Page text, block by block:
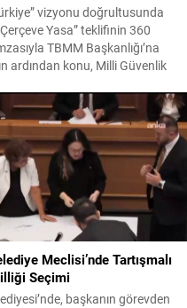
vizyonu doğrultusunda
Yasa” teklifinin 360
TBMM Başkanlığı’na
ardından konu, Milli Güvenlik
yayımlanan sekiz maddelik
ve bölgesel gelişmelere
içermektedir. Yaklaşık 2 saat
oturumun sonuç metninde;
bölgesel istikrar,...
Meclisi’nde Tartışmalı
Seçimi
başkanın görevden